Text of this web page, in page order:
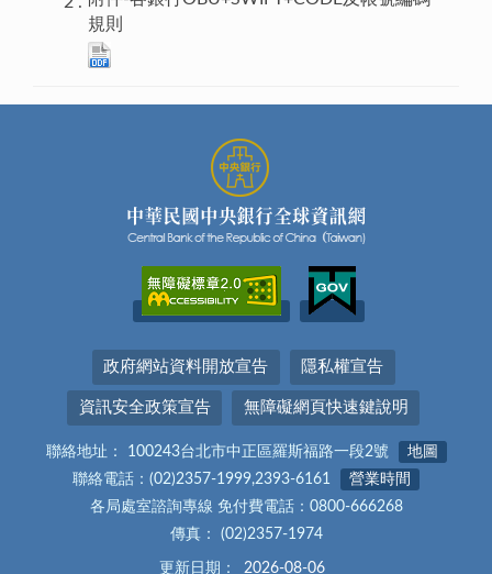
規則
政府網站資料開放宣告 隱私權宣告
資訊安全政策宣告 無障礙網頁快速鍵說明
聯絡地址： 100243台北市中正區羅斯福路一段2號
地圖
聯絡電話：(02)2357-1999,2393-6161
營業時間
各局處室諮詢專線 免付費電話：0800-666268
傳真： (02)2357-1974
更新日期： 2026-08-06